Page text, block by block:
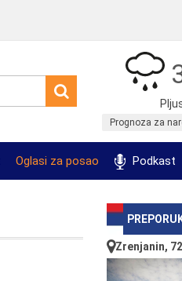
Prognoza za
Oglasi za posao Podkast
Zrenjanin,